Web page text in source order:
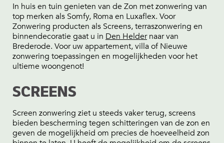
In huis en tuin genieten van de Zon met zonwering van
top merken als Somfy, Roma en Luxaflex. Voor
Zonwering producten als Screens, terraszonwering en
binnendecoratie gaat u in Den Heldernaar van
Brederode. Voor uw appartement, villa of Nieuwe
zonwering toepassingen en mogelijkheden voor het
ultieme woongenot!
SCREENS
Screen zonwering ziet u steeds vaker terug, screens
bieden bescherming tegen schitteringen van de zon en
geven de mogelijkheid om precies de hoeveelheid zon